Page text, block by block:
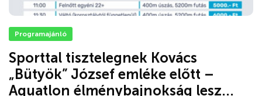
Programajánló
Sporttal tisztelegnek Kovács
„Bütyök” József emléke előtt –
Aquatlon élménybajnokság lesz...